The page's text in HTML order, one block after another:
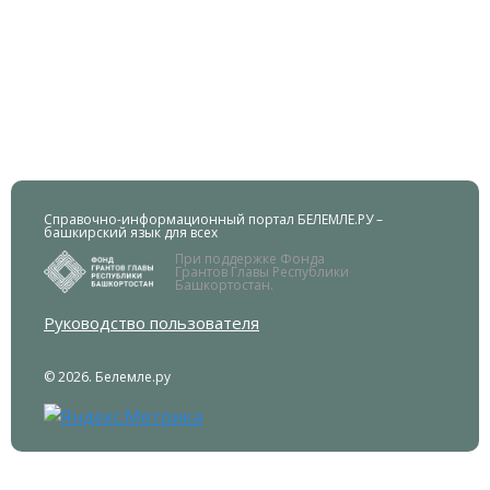
Справочно-информационный портал БЕЛЕМЛЕ.РУ –
башкирский язык для всех
При поддержке Фонда
Грантов Главы Республики
Башкортостан.
Руководство пользователя
© 2026. Белемле.ру